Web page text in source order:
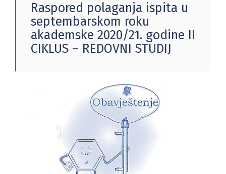
Raspored polaganja ispita u
septembarskom roku
akademske 2020/21. godine II
CIKLUS – REDOVNI STUDIJ